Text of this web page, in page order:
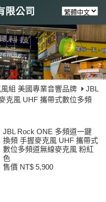
限公司
組 美國專業音響品牌
JBL
克風 UHF 攜帶式數位多頻
JBL Rock ONE 多頻道一鍵
換頻 手握麥克風 UHF 攜帶式
數位多頻道無線麥克風 粉紅
色
售價 NT$ 5,900